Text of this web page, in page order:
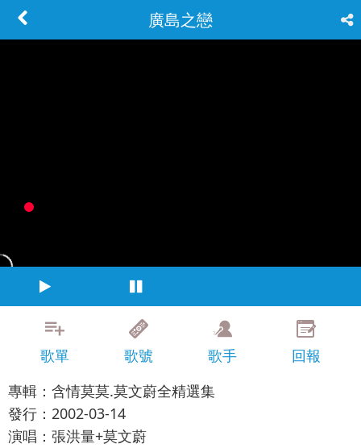
廣島之戀
歌單 歌號 歌手
回報
專輯：含情莫莫.莫文蔚全精選集
發行：2002-03-14
演唱：張洪量+莫文蔚